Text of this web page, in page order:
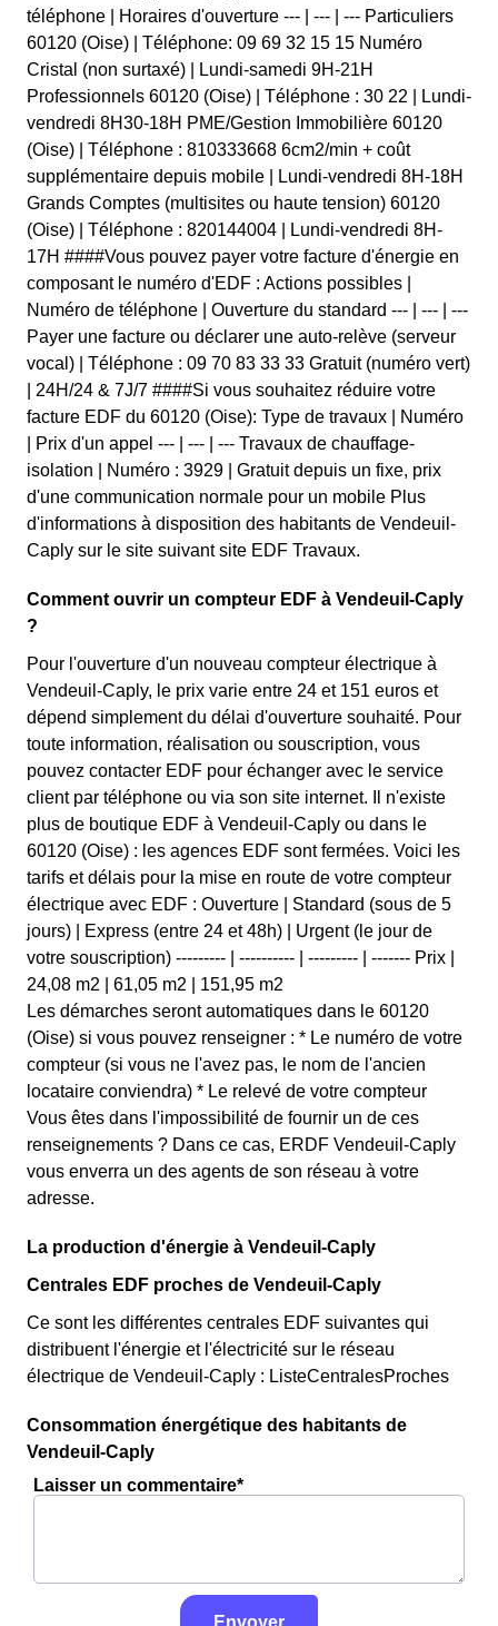
téléphone | Horaires d'ouverture --- | --- | --- Particuliers
60120 (Oise) | Téléphone: 09 69 32 15 15 Numéro
Cristal (non surtaxé) | Lundi-samedi 9H-21H
Professionnels 60120 (Oise) | Téléphone : 30 22 | Lundi-
vendredi 8H30-18H PME/Gestion Immobilière 60120
(Oise) | Téléphone : 810333668 6cm2/min + coût
supplémentaire depuis mobile | Lundi-vendredi 8H-18H
Grands Comptes (multisites ou haute tension) 60120
(Oise) | Téléphone : 820144004 | Lundi-vendredi 8H-
17H ####Vous pouvez payer votre facture d'énergie en
composant le numéro d'EDF : Actions possibles |
Numéro de téléphone | Ouverture du standard --- | --- | ---
Payer une facture ou déclarer une auto-relève (serveur
vocal) | Téléphone : 09 70 83 33 33 Gratuit (numéro vert)
| 24H/24 & 7J/7 ####Si vous souhaitez réduire votre
facture EDF du 60120 (Oise): Type de travaux | Numéro
| Prix d'un appel --- | --- | --- Travaux de chauffage-
isolation | Numéro : 3929 | Gratuit depuis un fixe, prix
d'une communication normale pour un mobile Plus
d'informations à disposition des habitants de Vendeuil-
Caply sur le site suivant site EDF Travaux.
Comment ouvrir un compteur EDF à Vendeuil-Caply
?
Pour l'ouverture d'un nouveau compteur électrique à
Vendeuil-Caply, le prix varie entre 24 et 151 euros et
dépend simplement du délai d'ouverture souhaité. Pour
toute information, réalisation ou souscription, vous
pouvez contacter EDF pour échanger avec le service
client par téléphone ou via son site internet. Il n'existe
plus de boutique EDF à Vendeuil-Caply ou dans le
60120 (Oise) : les agences EDF sont fermées. Voici les
tarifs et délais pour la mise en route de votre compteur
électrique avec EDF : Ouverture | Standard (sous de 5
jours) | Express (entre 24 et 48h) | Urgent (le jour de
votre souscription) --------- | ---------- | --------- | ------- Prix |
24,08 m2 | 61,05 m2 | 151,95 m2
Les démarches seront automatiques dans le 60120
(Oise) si vous pouvez renseigner : * Le numéro de votre
compteur (si vous ne l'avez pas, le nom de l'ancien
locataire conviendra) * Le relevé de votre compteur
Vous êtes dans l'impossibilité de fournir un de ces
renseignements ? Dans ce cas, ERDF Vendeuil-Caply
vous enverra un des agents de son réseau à votre
adresse.
La production d'énergie à Vendeuil-Caply
Centrales EDF proches de Vendeuil-Caply
Ce sont les différentes centrales EDF suivantes qui
distribuent l'énergie et l'électricité sur le réseau
électrique de Vendeuil-Caply : ListeCentralesProches
Consommation énergétique des habitants de
Vendeuil-Caply
Laisser un commentaire*
Envoyer